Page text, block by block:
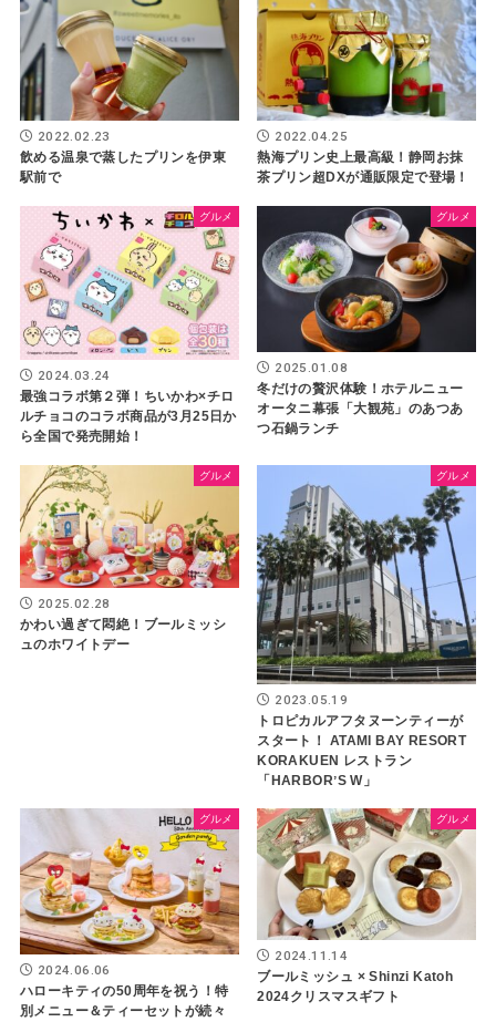
2022.02.23
飲める温泉で蒸したプリンを伊東
駅前で
2022.04.25
熱海プリン史上最高級！静岡お抹
茶プリン超DXが通販限定で登場！
グルメ
2024.03.24
最強コラボ第２弾！ちいかわ×チロ
ルチョコのコラボ商品が3月25日か
ら全国で発売開始！
グルメ
2025.01.08
冬だけの贅沢体験！ホテルニュー
オータニ幕張「大観苑」のあつあ
つ石鍋ランチ
グルメ
2025.02.28
かわい過ぎて悶絶！ブールミッシ
ュのホワイトデー
グルメ
2023.05.19
トロピカルアフタヌーンティーが
スタート！ ATAMI BAY RESORT
KORAKUEN レストラン
「HARBORʼS W」
グルメ
2024.06.06
ハローキティの50周年を祝う！特
別メニュー＆ティーセットが続々
グルメ
2024.11.14
ブールミッシュ × Shinzi Katoh
2024クリスマスギフト